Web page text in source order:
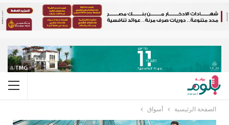
الصفحة الرئيسية أسواق